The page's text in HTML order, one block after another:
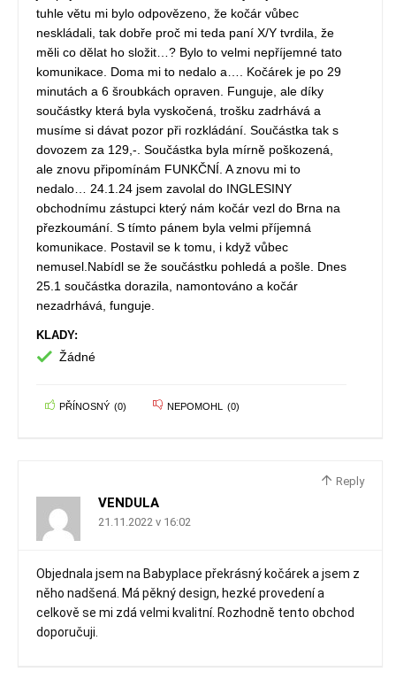
tuhle větu mi bylo odpovězeno, že kočár vůbec
neskládali, tak dobře proč mi teda paní X/Y tvrdila, že
měli co dělat ho složit…? Bylo to velmi nepříjemné tato
komunikace. Doma mi to nedalo a…. Kočárek je po 29
minutách a 6 šroubkách opraven. Funguje, ale díky
součástky která byla vyskočená, trošku zadrhává a
musíme si dávat pozor při rozkládání. Součástka tak s
dovozem za 129,-. Součástka byla mírně poškozená,
ale znovu připomínám FUNKČNÍ. A znovu mi to
nedalo… 24.1.24 jsem zavolal do INGLESINY
obchodnímu zástupci který nám kočár vezl do Brna na
přezkoumání. S tímto pánem byla velmi příjemná
komunikace. Postavil se k tomu, i když vůbec
nemusel.Nabídl se že součástku pohledá a pošle. Dnes
25.1 součástka dorazila, namontováno a kočár
nezadrhává, funguje.
KLADY:
Žádné
PŘÍNOSNÝ (0) NEPOMOHL (0)
Reply
VENDULA
21.11.2022 v 16:02
Objednala jsem na Babyplace překrásný kočárek a jsem z
něho nadšená. Má pěkný design, hezké provedení a
celkově se mi zdá velmi kvalitní. Rozhodně tento obchod
doporučuji.